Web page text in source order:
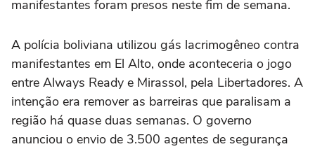
manifestantes foram presos neste fim de semana.
A polícia boliviana utilizou gás lacrimogêneo contra
manifestantes em El Alto, onde aconteceria o jogo
entre Always Ready e Mirassol, pela Libertadores. A
intenção era remover as barreiras que paralisam a
região há quase duas semanas. O governo
anunciou o envio de 3.500 agentes de segurança